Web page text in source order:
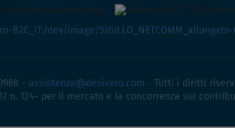
- assistenza@desivero.com - Tutti i diritti
n. 124- per il mercato e la concorrenza sui